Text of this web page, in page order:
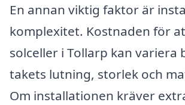
En annan viktig faktor är
komplexitet. Kostnaden för
solceller i Tollarp kan variera
takets lutning, storlek och
Om installationen kräver